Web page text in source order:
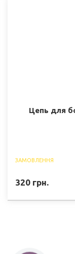
Цепь для
ЗАМОВЛЕННЯ
320 грн.